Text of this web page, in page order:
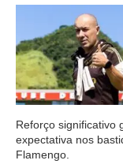
Reforço significativo
expectativa nos
Flamengo.